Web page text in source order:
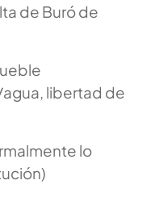
de Buró de
libertad de
lo